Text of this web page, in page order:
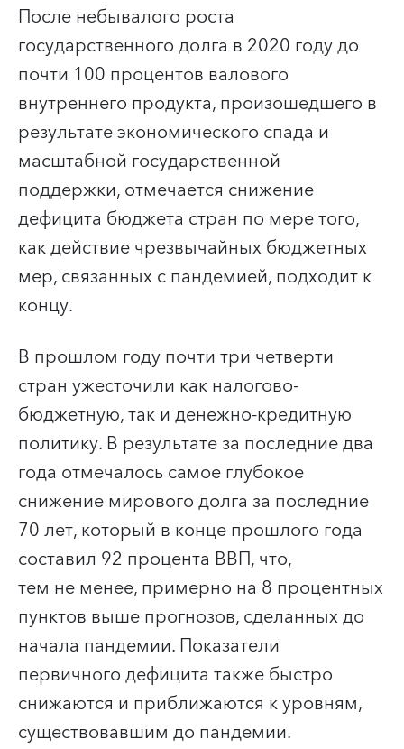
После небывалого роста
государственного долга в 2020 году до
почти 100 процентов валового
внутреннего продукта, произошедшего в
результате экономического спада и
масштабной государственной
поддержки, отмечается снижение
дефицита бюджета стран по мере того,
как действие чрезвычайных бюджетных
мер, связанных с пандемией, подходит к
концу.
В прошлом году почти три четверти
стран ужесточили как налогово-
бюджетную, так и денежно-кредитную
политику. В результате за последние два
года отмечалось самое глубокое
снижение мирового долга за последние
70 лет, который в конце прошлого года
составил 92 процента ВВП, что,
тем не менее, примерно на 8 процентных
пунктов выше прогнозов, сделанных до
начала пандемии. Показатели
первичного дефицита также быстро
снижаются и приближаются к уровням,
существовавшим до пандемии.